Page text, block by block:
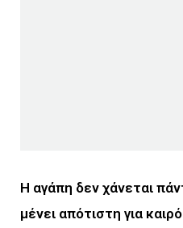
Η αγάπη δεν χάνεται
μένει απότιστη για καιρό